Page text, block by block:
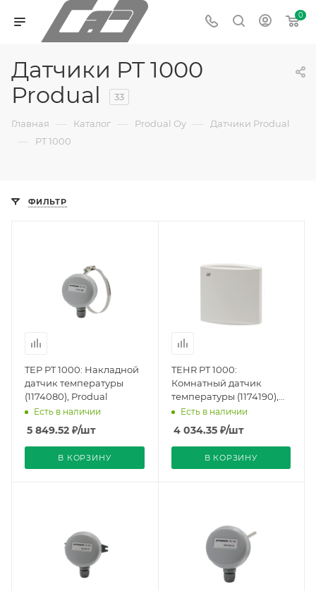
0
Датчики PT 1000
Produal
33
Главная — Каталог — Produal Oy — Датчики Produal
— PT 1000
ФИЛЬТР
TEP PT 1000: Накладной
датчик температуры
(1174080), Produal
Есть в наличии
5 849.52 ₽/шт
В КОРЗИНУ
TEHR PT 1000:
Комнатный датчик
температуры (1174190),
Produal
Есть в наличии
4 034.35₽/шт
В КОРЗИНУ